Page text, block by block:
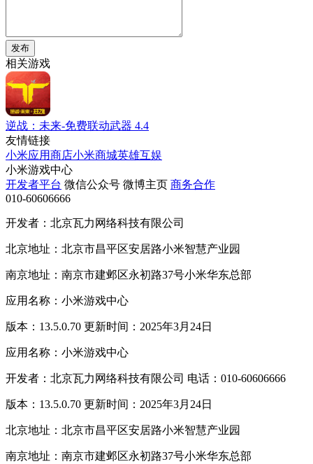
发布
相关游戏
逆战：未来-免费联动武器 4.4
友情链接
小米应用商店小米商城英雄互娱
小米游戏中心
开发者平台 微信公众号 微博主页 商务合作
010-60606666
开发者：北京瓦力网络科技有限公司
北京地址：北京市昌平区安居路小米智慧产业园
南京地址：南京市建邺区永初路37号小米华东总部
应用名称：小米游戏中心
版本：13.5.0.70 更新时间：2025年3月24日
应用名称：小米游戏中心
开发者：北京瓦力网络科技有限公司 电话：010-60606666
版本：13.5.0.70 更新时间：2025年3月24日
北京地址：北京市昌平区安居路小米智慧产业园
南京地址：南京市建邺区永初路37号小米华东总部